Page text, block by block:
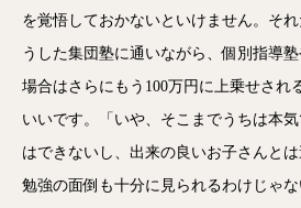
を覚悟しておかないといけません。そ
うした集団塾に通いながら、個別指導
場合はさらにもう100万円に上乗せされ
いいです。「いや、そこまでうちは本
はできないし、出来の良いお子さんと
勉強の面倒も十分に見られるわけじゃ